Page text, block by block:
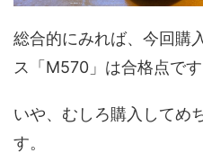
総合的にみれば、今回購
ス「M570」は合格点です
いや、むしろ購入してめ
す。